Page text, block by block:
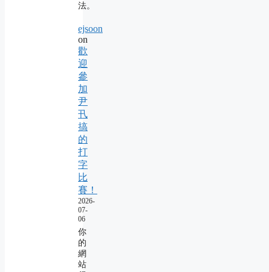
法。
ejsoon
on
歡
迎
參
加
尹
卂
搞
的
打
字
比
賽！
2026-
07-
06
你
的
網
站